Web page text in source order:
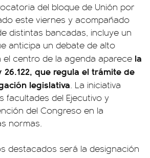
del bloque de Unión por
este viernes y acompañado
distintas bancadas, incluye un
anticipa un debate de alto
el centro de la agenda aparece la
que regula el trámite de
legislativa. La iniciativa
facultades del Ejecutivo y
del Congreso en la
normas.
destacados será la designación